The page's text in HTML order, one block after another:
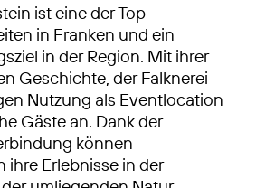
ist eine der Top-
in Franken und ein
in der Region. Mit ihrer
Geschichte, der Falknerei
Nutzung als Eventlocation
Gäste an. Dank der
können
ihre Erlebnisse in der